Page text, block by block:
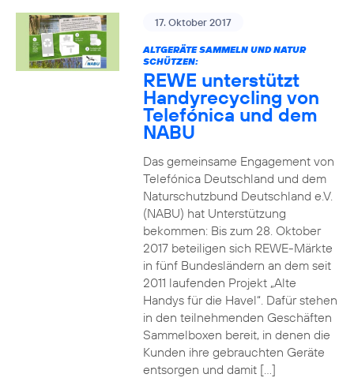
17. Oktober 2017
ALTGERÄTE SAMMELN UND NATUR
SCHÜTZEN:
REWE unterstützt
Handyrecycling von
Telefónica und dem
NABU
Das gemeinsame Engagement von
Telefónica Deutschland und dem
Naturschutzbund Deutschland e.V.
(NABU) hat Unterstützung
bekommen: Bis zum 28. Oktober
2017 beteiligen sich REWE-Märkte
in fünf Bundesländern an dem seit
2011 laufenden Projekt „Alte
Handys für die Havel“. Dafür stehen
in den teilnehmenden Geschäften
Sammelboxen bereit, in denen die
Kunden ihre gebrauchten Geräte
entsorgen und damit […]